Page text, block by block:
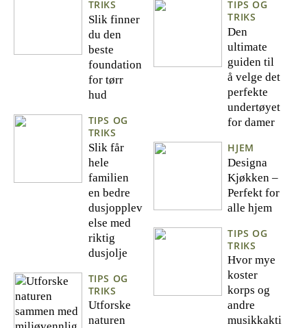
TRIKS
Slik finner
du den
beste
foundation
for tørr
hud
TIPS OG
TRIKS
Slik får
hele
familien
en bedre
dusjopplev
else med
riktig
dusjolje
TIPS OG
TRIKS
Utforske
naturen
TIPS OG
TRIKS
Den
ultimate
guiden til
å velge det
perfekte
undertøyet
for damer
HJEM
Designa
Kjøkken –
Perfekt for
alle hjem
TIPS OG
TRIKS
Hvor mye
koster
korps og
andre
musikkakti